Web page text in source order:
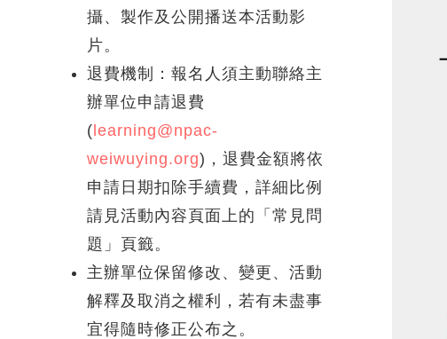
攝、製作及公開播送本活動影
片。
退費機制：報名人須主動聯絡主
辦單位申請退費
(learning@npac-
weiwuying.org)，退費金額將依
申請日期扣除手續費，詳細比例
請見活動內容頁面上的「常見問
題」頁籤。
主辦單位保留修改、變更、活動
解釋及取消之權利，若有未盡事
宜得隨時修正公布之。